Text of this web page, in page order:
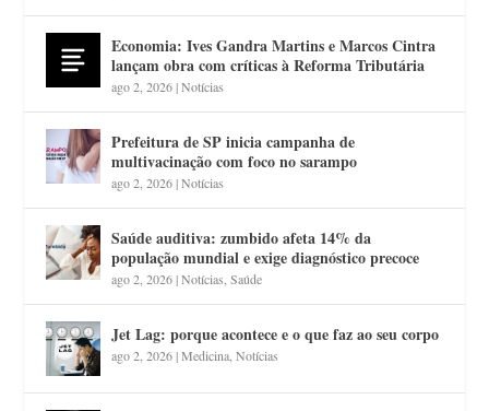
Economia: Ives Gandra Martins e Marcos Cintra
lançam obra com críticas à Reforma Tributária
ago 2, 2026|Notícias
Prefeitura de SP inicia campanha de
multivacinação com foco no sarampo
ago 2, 2026|Notícias
Saúde auditiva: zumbido afeta 14% da
população mundial e exige diagnóstico precoce
ago 2, 2026|Notícias ,Saúde
Jet Lag: porque acontece e o que faz ao seu corpo
ago 2, 2026|Medicina ,Notícias